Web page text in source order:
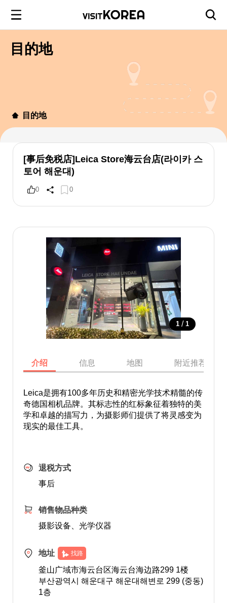
目的地
目的地
[事后免税店]Leica Store海云台店(라이카 스
토어 해운대)
0 0
1 / 1
介绍 信息 地图 附近推荐景点
Leica是拥有100多年历史和精密光学技术精髓的传
奇德国相机品牌。其标志性的红标象征着独特的美
学和卓越的描写力，为摄影师们提供了将灵感变为
现实的最佳工具。
退税方式
事后
销售物品种类
摄影设备、光学仪器
地址 找路
釜山广域市海云台区海云台海边路299 1楼
부산광역시 해운대구 해운대해변로 299 (중동)
1층